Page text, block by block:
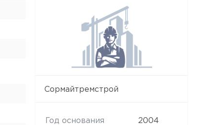
Сормайтремстрой
Год основания 2004